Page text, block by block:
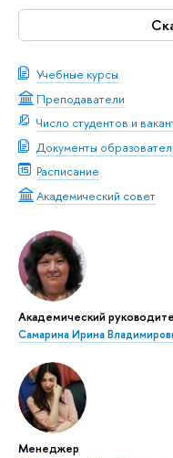
Учебные курсы
Преподаватели
Число студентов и
Документы
Расписание
Академический совет
Академический
Самарина Ирина
Менеджер